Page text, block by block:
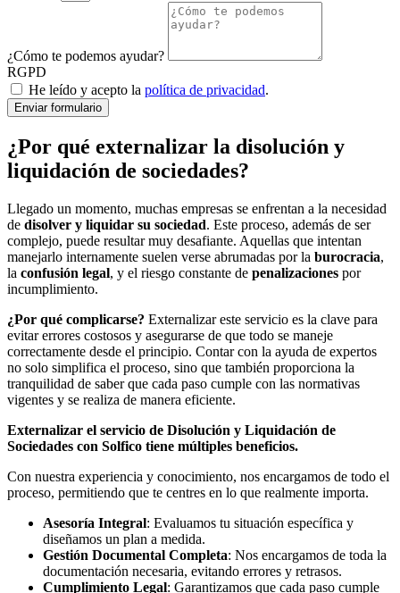
¿Cómo te podemos ayudar?
RGPD
He leído y acepto la política de privacidad.
Enviar formulario
¿Por qué externalizar la disolución y
liquidación de sociedades?
Llegado un momento, muchas empresas se enfrentan a la necesidad
de disolver y liquidar su sociedad. Este proceso, además de ser
complejo, puede resultar muy desafiante. Aquellas que intentan
manejarlo internamente suelen verse abrumadas por la burocracia,
la confusión legal, y el riesgo constante de penalizaciones por
incumplimiento.
¿Por qué complicarse? Externalizar este servicio es la clave para
evitar errores costosos y asegurarse de que todo se maneje
correctamente desde el principio. Contar con la ayuda de expertos
no solo simplifica el proceso, sino que también proporciona la
tranquilidad de saber que cada paso cumple con las normativas
vigentes y se realiza de manera eficiente.
Externalizar el servicio de Disolución y Liquidación de
Sociedades con Solfico tiene múltiples beneficios.
Con nuestra experiencia y conocimiento, nos encargamos de todo el
proceso, permitiendo que te centres en lo que realmente importa.
Asesoría Integral: Evaluamos tu situación específica y
diseñamos un plan a medida.
Gestión Documental Completa: Nos encargamos de toda la
documentación necesaria, evitando errores y retrasos.
Cumplimiento Legal: Garantizamos que cada paso cumple